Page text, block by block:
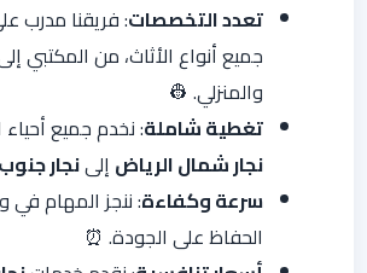
تعدد التخصصات: فريقنا مدرب
جميع أنواع الأثاث، من المكتبي
والمنزلي. 👷
تغطية شاملة: نخدم جميع
نجار شمال الرياض إلىنجار
سرعة وكفاءة: ننجز المهام
الحفاظ على الجودة. ⏰